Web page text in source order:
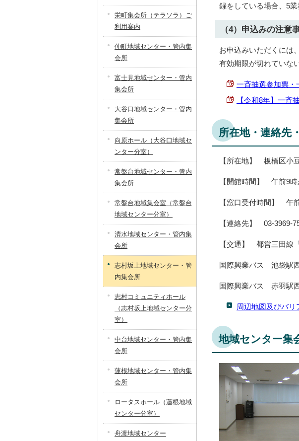
録をしている場合、5
（4）申込みの注意
お申込みいただくには
有効期限が切れていな
一斉抽選参加票・
【令和8年】一斉
所在地・連絡先
【所在地】 板橋区小
【開館時間】 午前9
【窓口受付時間】 午
【連絡先】 03-3969-
【交通】 都営三田線
国際興業バス 池袋駅
国際興業バス 赤羽駅
周辺地図及びバリ
地域センター集
栄町集会所（テラソラ）ご
利用案内
仲町地域センター・管内集
会所
富士見地域センター・管内
集会所
大谷口地域センター・管内
集会所
向原ホール（大谷口地域セ
ンター分室）
常盤台地域センター・管内
集会所
常盤台地域集会室（常盤台
地域センター分室）
清水地域センター・管内集
会所
志村坂上地域センター・管
内集会所
志村コミュニティホール
（志村坂上地域センター分
室）
中台地域センター・管内集
会所
蓮根地域センター・管内集
会所
ロータスホール（蓮根地域
センター分室）
舟渡地域センター